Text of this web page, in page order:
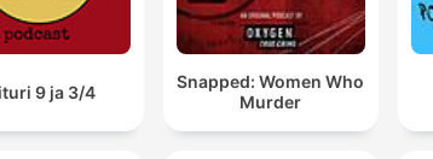
9 ja 3/4
Snapped: Women Who
Murder